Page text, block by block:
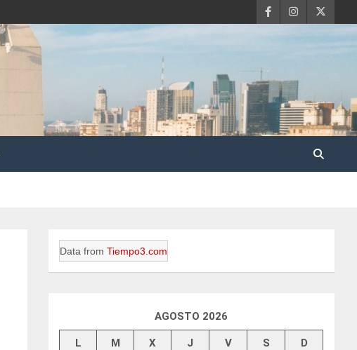
Data fromTiempo3.com
AGOSTO 2026
L M X J V S D